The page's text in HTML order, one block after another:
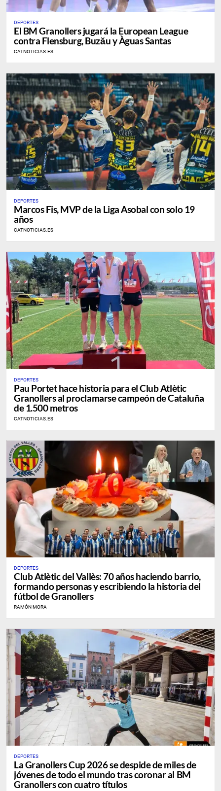
DEPORTES
​El BM Granollers jugará la European League
contra Flensburg, Buzău y Àguas Santas
CATNOTICIAS.ES
DEPORTES
Marcos Fis, MVP de la Liga Asobal con solo 19
años
CATNOTICIAS.ES
DEPORTES
Pau Portet hace historia para el Club Atlètic
Granollers al proclamarse campeón de Cataluña
de 1.500 metros
CATNOTICIAS.ES
DEPORTES
Club Atlètic del Vallès: 70 años haciendo barrio,
formando personas y escribiendo la historia del
fútbol de Granollers
RAMÓN MORA
DEPORTES
La Granollers Cup 2026 se despide de miles de
jóvenes de todo el mundo tras coronar al BM
Granollers con cuatro títulos